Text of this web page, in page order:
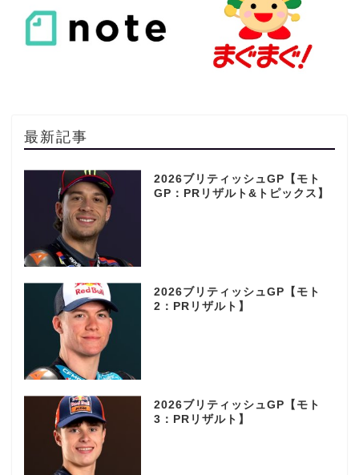
最新記事
2026ブリティッシュGP【モト
GP：PRリザルト&トピックス】
2026ブリティッシュGP【モト
2：PRリザルト】
2026ブリティッシュGP【モト
3：PRリザルト】